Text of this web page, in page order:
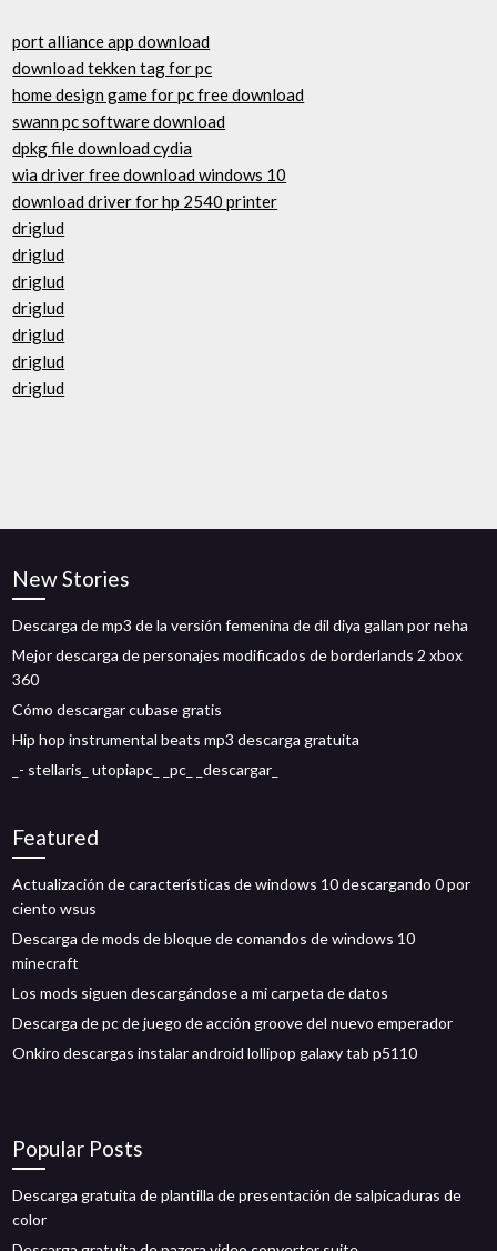
port alliance app download
download tekken tag for pc
home design game for pc free download
swann pc software download
dpkg file download cydia
wia driver free download windows 10
download driver for hp 2540 printer
driglud
driglud
driglud
driglud
driglud
driglud
driglud
New Stories
Descarga de mp3 de la versión femenina de dil diya gallan por neha
Mejor descarga de personajes modificados de borderlands 2 xbox
360
Cómo descargar cubase gratis
Hip hop instrumental beats mp3 descarga gratuita
_- stellaris_ utopiapc_ _pc_ _descargar_
Featured
Actualización de características de windows 10 descargando 0 por
ciento wsus
Descarga de mods de bloque de comandos de windows 10
minecraft
Los mods siguen descargándose a mi carpeta de datos
Descarga de pc de juego de acción groove del nuevo emperador
Onkiro descargas instalar android lollipop galaxy tab p5110
Popular Posts
Descarga gratuita de plantilla de presentación de salpicaduras de
color